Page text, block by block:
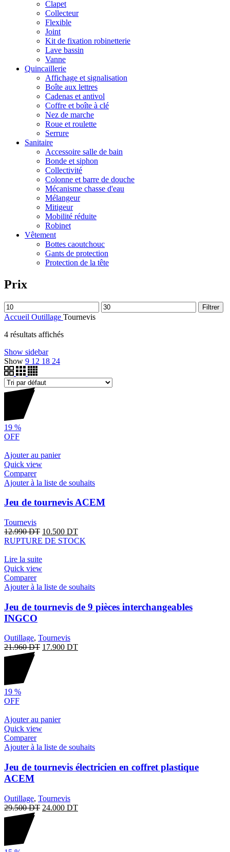
Clapet
Collecteur
Flexible
Joint
Kit de fixation robinetterie
Lave bassin
Vanne
Quincaillerie
Affichage et signalisation
Boîte aux lettres
Cadenas et antivol
Coffre et boîte à clé
Nez de marche
Roue et roulette
Serrure
Sanitaire
Accessoire salle de bain
Bonde et siphon
Collectivité
Colonne et barre de douche
Mécanisme chasse d'eau
Mélangeur
Mitigeur
Mobilité réduite
Robinet
Vêtement
Bottes caoutchouc
Gants de protection
Protection de la tête
Prix
Filtrer
Accueil Outillage Tournevis
4 résultats affichés
Show sidebar
Show 9 12 18 24
19 %
OFF
Ajouter au panier
Quick view
Comparer
Ajouter à la liste de souhaits
Jeu de tournevis ACEM
Tournevis
12.990DT 10.500 DT
RUPTURE DE STOCK
Lire la suite
Quick view
Comparer
Ajouter à la liste de souhaits
Jeu de tournevis de 9 pièces interchangeables
INGCO
Outillage, Tournevis
21.960DT 17.900 DT
19 %
OFF
Ajouter au panier
Quick view
Comparer
Ajouter à la liste de souhaits
Jeu de tournevis électricien en coffret plastique
ACEM
Outillage, Tournevis
29.500DT 24.000 DT